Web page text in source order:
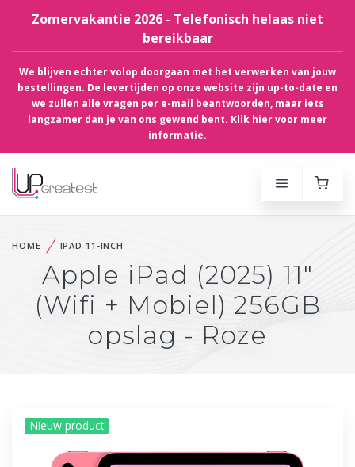
Zomervakantie 2026 - Telefonisch helaas niet
bereikbaar
We blijven echter volop doorgaan met het verwerken van jouw
bestellingen. De levertijden op onze website zijn up-to-date en
we zullen alle vragen per e-mail beantwoorden, maar iets
langzamer dan je van ons gewend bent. Klik hiervoor meer
informatie.
HOME IPAD 11-INCH
Apple iPad (2025) 11"
(Wifi + Mobiel) 256GB
opslag - Roze
Nieuw product